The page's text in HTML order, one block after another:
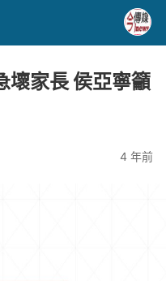
壞家長 侯亞寧籲
4 年前